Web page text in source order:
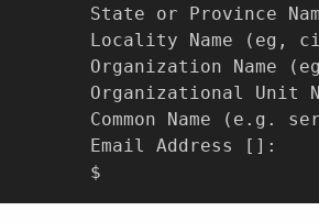
State or Province
Locality Name
( eg,
Organization Name
(
Organizational Unit
Common Name
( e.g.
Email Address
[ ] :